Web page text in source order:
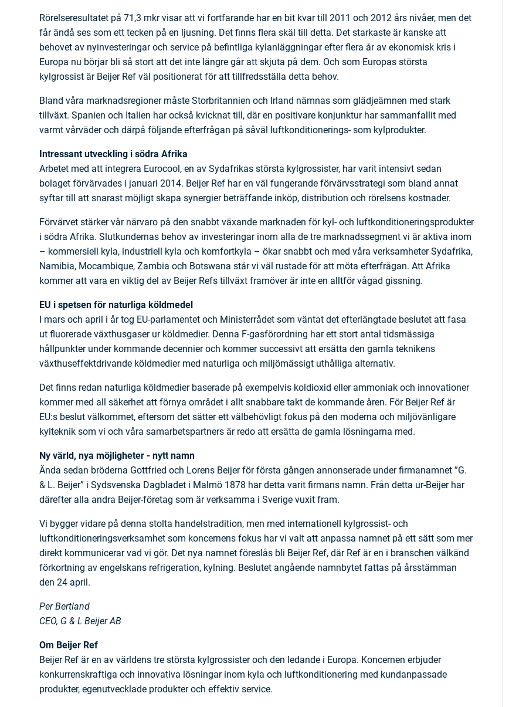
Rörelseresultatet på 71,3 mkr visar att vi fortfarande har en bit kvar till 2011 och 2012 års nivåer, men det
får ändå ses som ett tecken på en ljusning. Det finns flera skäl till detta. Det starkaste är kanske att
behovet av ny­investeringar och service på befintliga kylanläggningar efter flera år av ekonomisk kris i
Europa nu börjar bli så stort att det inte längre går att skjuta på dem. Och som Europas största
kylgrossist är Beijer Ref väl positionerat för att tillfredsställa detta behov.
Bland våra marknadsregioner måste Storbritannien och Irland nämnas som glädjeämnen med stark
tillväxt. Spanien och Italien har också kvicknat till, där en positivare konjunktur har sammanfallit med
varmt vårväder och därpå följande efterfrågan på såväl luftkonditionerings- som kylprodukter.
Intressant utveckling i södra Afrika
Arbetet med att integrera Eurocool, en av Sydafrikas största kylgrossister, har varit intensivt sedan
bolaget förvärvades i januari 2014. Beijer Ref har en väl fungerande förvärvsstrategi som bland annat
syftar till att snarast möjligt skapa synergier beträffande inköp, distribution och rörelsens kostnader.
Förvärvet stärker vår närvaro på den snabbt växande marknaden för kyl- och luftkonditioneringsprodukter
i södra Afrika. Slutkundernas behov av investeringar inom alla de tre marknadssegment vi är aktiva inom
– kommersiell kyla, industriell kyla och komfortkyla – ökar snabbt och med våra verksamheter Sydafrika,
Namibia, Mocambique, Zambia och Botswana står vi väl rustade för att möta efterfrågan. Att Afrika
kommer att vara en viktig del av Beijer Refs tillväxt framöver är inte en alltför vågad gissning.
EU i spetsen för naturliga köldmedel
I mars och april i år tog EU-parlamentet och Ministerrådet som väntat det efterlängtade beslutet att fasa
ut fluorerade växthusgaser ur köldmedier. Denna F-gasförordning har ett stort antal tidsmässiga
hållpunkter under kommande decennier och kommer successivt att ersätta den gamla teknikens
växthuseffektdrivande köldmedier med naturliga och miljömässigt uthålliga alternativ.
Det finns redan naturliga köldmedier baserade på exempelvis koldioxid eller ammoniak och innovationer
kommer med all säkerhet att förnya området i allt snabbare takt de kommande åren. För Beijer Ref är
EU:s beslut välkommet, eftersom det sätter ett välbehövligt fokus på den moderna och miljövänligare
kylteknik som vi och våra samarbetspartners är redo att ersätta de gamla lösningarna med.
Ny värld, nya möjligheter - nytt namn
Ända sedan bröderna Gottfried och Lorens Beijer för första gången annonserade under firmanamnet ”G.
& L. Beijer” i Sydsvenska Dagbladet i Malmö 1878 har detta varit firmans namn. Från detta ur-Beijer har
därefter alla andra Beijer-företag som är verksamma i Sverige vuxit fram.
Vi bygger vidare på denna stolta handelstradition, men med internationell kylgrossist- och
luftkonditioneringsverksamhet som koncernens fokus har vi valt att anpassa namnet på ett sätt som mer
direkt kommunicerar vad vi gör. Det nya namnet föreslås bli Beijer Ref, där Ref är en i branschen välkänd
förkortning av engelskans refrigeration, kylning. Beslutet angående namnbytet fattas på årsstämman
den 24 april.
Per Bertland
CEO, G & L Beijer AB
Om Beijer Ref
Beijer Ref är en av världens tre största kylgrossister och den ledande i Europa. Koncernen erbjuder
konkurrenskraftiga och innovativa lösningar inom kyla och luftkonditionering med kundanpassade
produkter, egenutvecklade produkter och effektiv service.